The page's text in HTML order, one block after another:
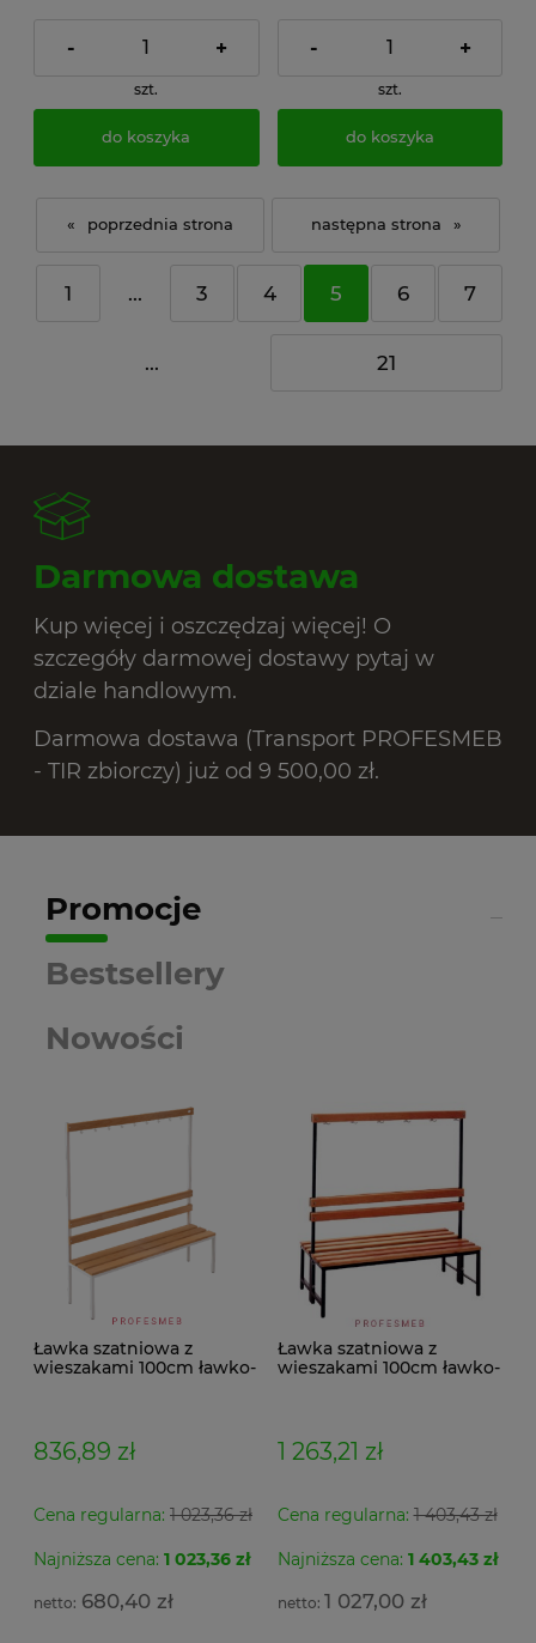
- +
szt.
do koszyka
- +
szt.
do koszyka
«
1 ... 3 4 5 6 7
... 21
»
Darmowa dostawa
Kup więcej i oszczędzaj więcej! O
szczegóły darmowej dostawy pytaj w
dziale handlowym.
Darmowa dostawa (Transport PROFESMEB
- TIR zbiorczy) już od 9 500,00 zł.
Promocje
Nowości
Bestsellery
Ławka szatniowa z
wieszakami 100cm ławko-
836,89 zł
Cena regularna: 1 023,36 zł
Najniższa cena: 1 023,36 zł
680,40 zł
Ławka szatniowa z
wieszakami 100cm ławko-
1 263,21 zł
Cena regularna:1 403,43 zł
Najniższa cena: 1 403,43 zł
1 027,00 zł
Szafa metalowa MSWV 110/5-35 Malow do
5 gniazdek 104x100x50cm